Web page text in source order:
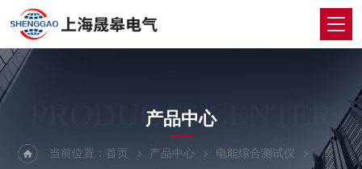
PRODUCTS CENTER
产品中心
当前位置：首页 产品中心 电能综合测试仪 电能质